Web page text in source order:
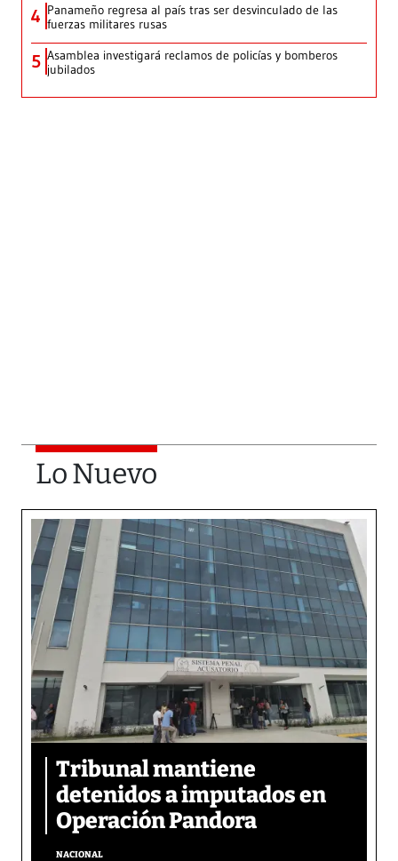
4 Panameño regresa al país tras ser desvinculado de las
fuerzas militares rusas
5 Asamblea investigará reclamos de policías y bomberos
jubilados
Lo Nuevo
Tribunal mantiene
detenidos a imputados en
Operación Pandora
NACIONAL